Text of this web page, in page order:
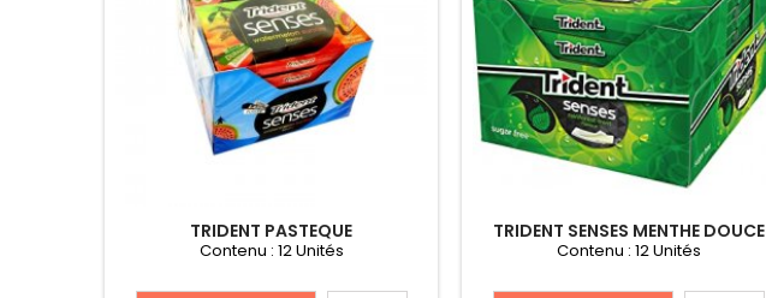
TRIDENT PASTEQUE
Contenu : 12 Unités
TRIDENT SENSES MENTHE DOUCE
Contenu : 12 Unités